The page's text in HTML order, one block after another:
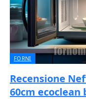
FORNI
Recensione
60cm ecoclean